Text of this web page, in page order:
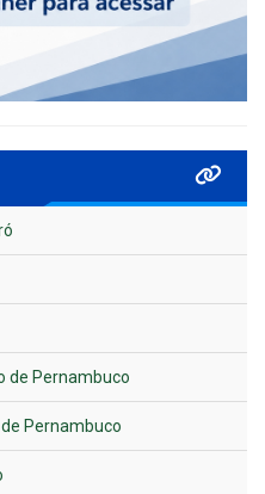
de Pernambuco
Pernambuco